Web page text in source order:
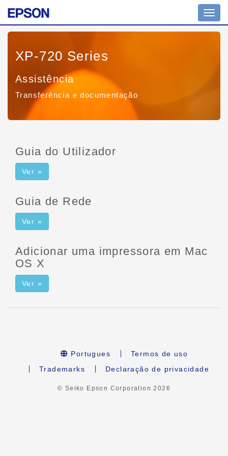
XP-720 Series
Assistência
Transferência e documentação
Guia do Utilizador
Ver »
Guia de Rede
Ver »
Adicionar uma impressora em Mac
OS X
Ver »
Portugues
Termos de uso
Trademarks
Declaração de privacidade
© Seiko Epson Corporation2026